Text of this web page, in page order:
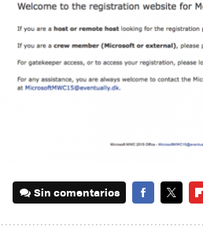
Sin comentarios